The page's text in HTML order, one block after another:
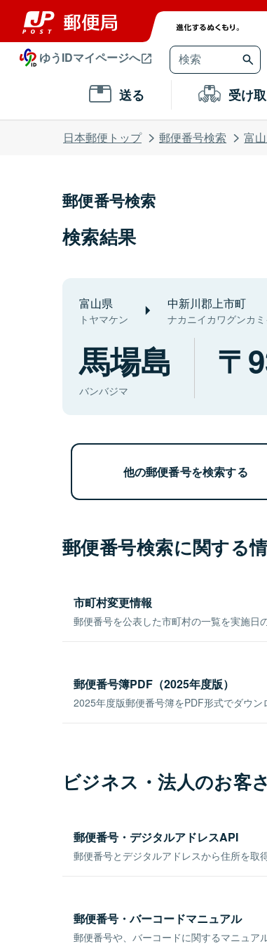
ゆうIDマイページへ
送る 受け
日本郵便トップ 郵便番号検索 富
郵便番号検索
検索結果
富山県
トヤマケン
中新川郡上市町
ナカニイカワグンカ
馬場島
バンバジマ
他の郵便番号を検索する
郵便番号検索に関する
市町村変更情報
郵便番号を公表した市町村の一覧を実施日
郵便番号簿PDF（2025年度版）
2025年度版郵便番号簿をPDF形式でダウン
ビジネス・法人のお客
郵便番号・デジタルアドレスAPI
郵便番号とデジタルアドレスから住所を取
郵便番号・バーコードマニュアル
郵便番号や、バーコードに関するマニュア